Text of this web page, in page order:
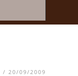
/ 20/09/2009